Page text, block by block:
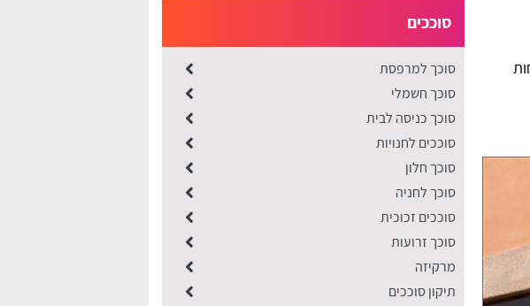
סוככים
סוכך למרפסת
סוכך חשמלי
סוכך כניסה לבית
סוככים לחנויות
סוכך חלון
סוכך לחניה
סוככים זכוכית
סוכך זרועות
מרקיזה
תיקון סוככים